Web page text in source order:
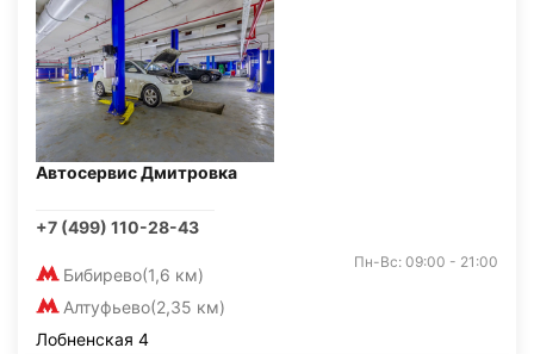
Автосервис Дмитровка
+7 (499) 110-28-43
Бибирево(1,6 км)
Алтуфьево(2,35 км)
Пн-Вс: 09:00 - 21:00
Лобненская 4